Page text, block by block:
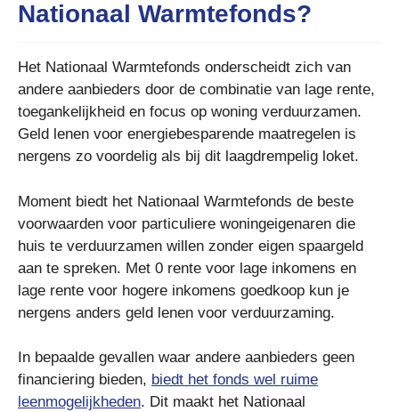
Nationaal Warmtefonds?
Het Nationaal Warmtefonds onderscheidt zich van
andere aanbieders door de combinatie van lage rente,
toegankelijkheid en focus op woning verduurzamen.
Geld lenen voor energiebesparende maatregelen is
nergens zo voordelig als bij dit laagdrempelig loket.
Moment biedt het Nationaal Warmtefonds de beste
voorwaarden voor particuliere woningeigenaren die
huis te verduurzamen willen zonder eigen spaargeld
aan te spreken. Met 0 rente voor lage inkomens en
lage rente voor hogere inkomens goedkoop kun je
nergens anders geld lenen voor verduurzaming.
In bepaalde gevallen waar andere aanbieders geen
financiering bieden, biedt het fonds wel ruime
leenmogelijkheden. Dit maakt het Nationaal